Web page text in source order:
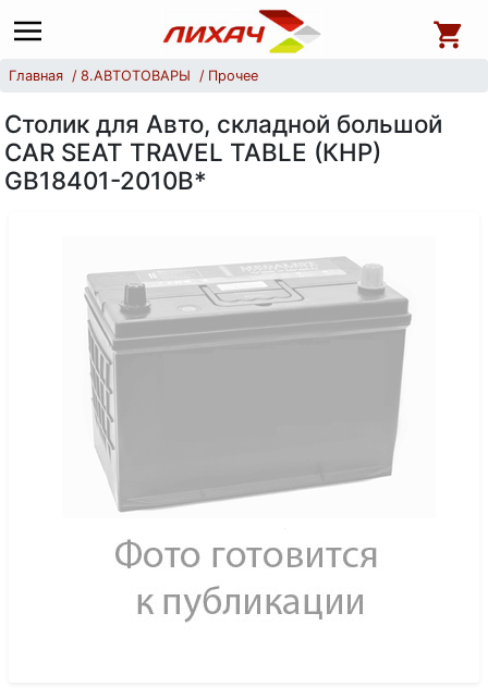
Главная 8.АВТОТОВАРЫ Прочее
Столик для Авто, складной большой
CAR SEAT TRAVEL TABLE (КНР)
GB18401-2010B*